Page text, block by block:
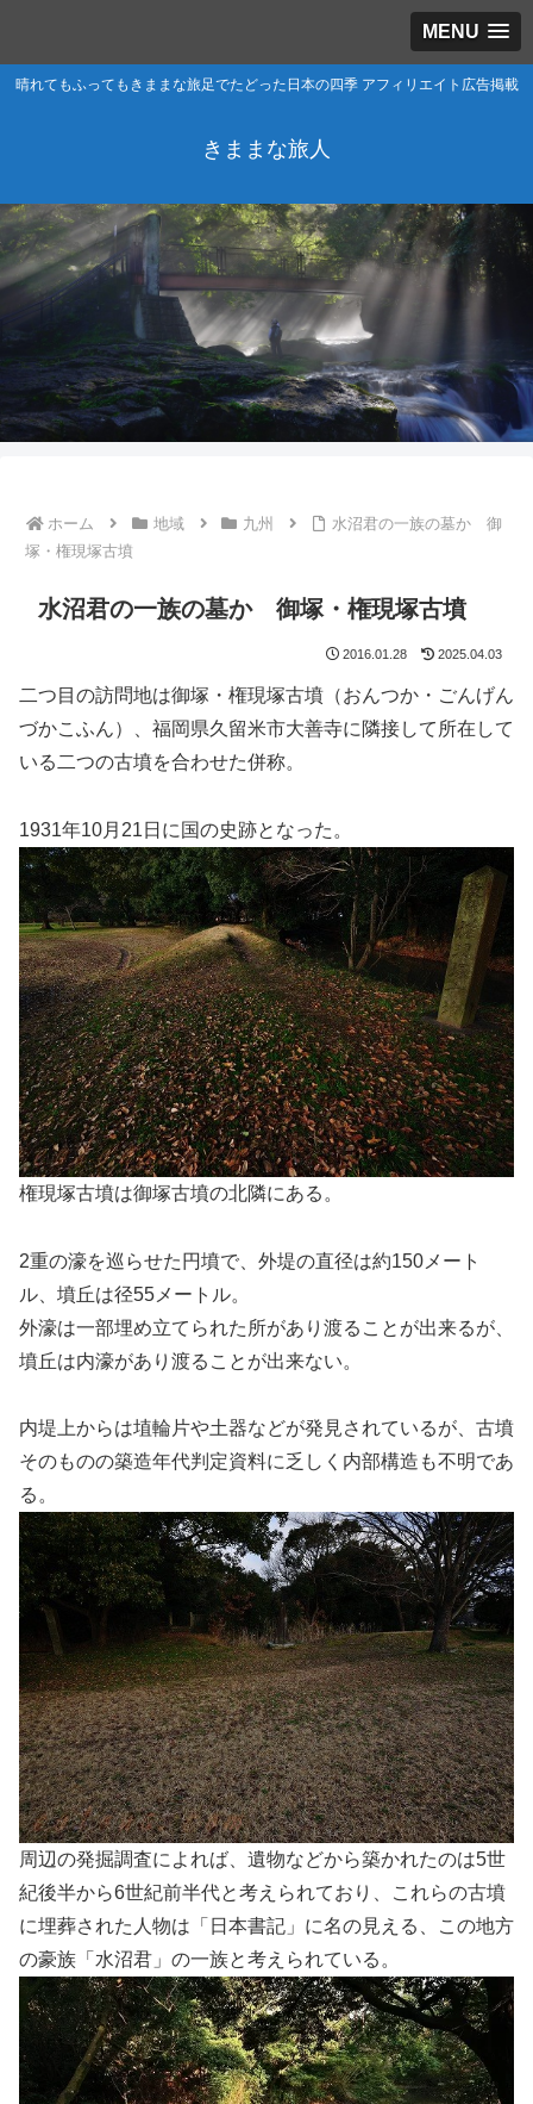
MENU
晴れてもふってもきままな旅足でたどった日本の四季 アフィリエイト広告掲載
きままな旅人
ホーム 地域 九州
水沼君の一族の墓か 御
塚・権現塚古墳
水沼君の一族の墓か 御塚・権現塚古墳
2016.01.28 2025.04.03
二つ目の訪問地は御塚・権現塚古墳（おんつか・ごんげん
づかこふん）、福岡県久留米市大善寺に隣接して所在して
いる二つの古墳を合わせた併称。
1931年10月21日に国の史跡となった。
権現塚古墳は御塚古墳の北隣にある。
2重の濠を巡らせた円墳で、外堤の直径は約150メート
ル、墳丘は径55メートル。
外濠は一部埋め立てられた所があり渡ることが出来るが、
墳丘は内濠があり渡ることが出来ない。
内堤上からは埴輪片や土器などが発見されているが、古墳
そのものの築造年代判定資料に乏しく内部構造も不明であ
る。
周辺の発掘調査によれば、遺物などから築かれたのは5世
紀後半から6世紀前半代と考えられており、これらの古墳
に埋葬された人物は「日本書記」に名の見える、この地方
の豪族「水沼君」の一族と考えられている。